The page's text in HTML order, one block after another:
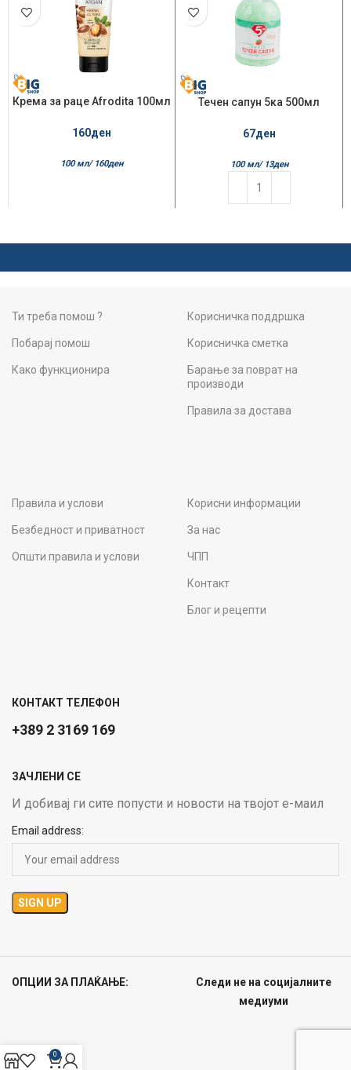
Крема за раце Afrodita 100мл
160ден
100 мл/ 160ден
Течен сапун 5ка 500мл
67ден
100 мл/ 13ден
Ти треба помош ?
Побарај помош
Како функционира
Корисничка поддршка
Корисничка сметка
Барање за поврат на
производи
Правила за достава
Правила и услови
Безбедност и приватност
Општи правила и услови
Корисни информации
За нас
ЧПП
Контакт
Блог и рецепти
КОНТАКТ ТЕЛЕФОН
+389 2 3169 169
ЗАЧЛЕНИ СЕ
И добивај ги сите попусти и новости на твојот е-маил
Email address:
ОПЦИИ ЗА ПЛАЌАЊЕ:
Следи не на социјалните
медиуми
0